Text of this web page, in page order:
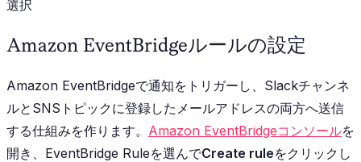
選択
Amazon EventBridgeルールの設定
Amazon EventBridgeで通知をトリガーし、Slackチャンネ
ルとSNSトピックに登録したメールアドレスの両方へ送信
する仕組みを作ります。 Amazon EventBridgeコンソールを
開き、EventBridge Ruleを選んでCreate ruleをクリックし